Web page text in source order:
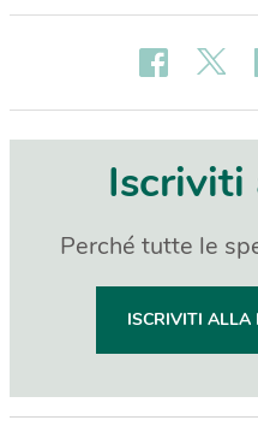
Iscriviti
Perché tutte le
ISCRIVITI ALLA